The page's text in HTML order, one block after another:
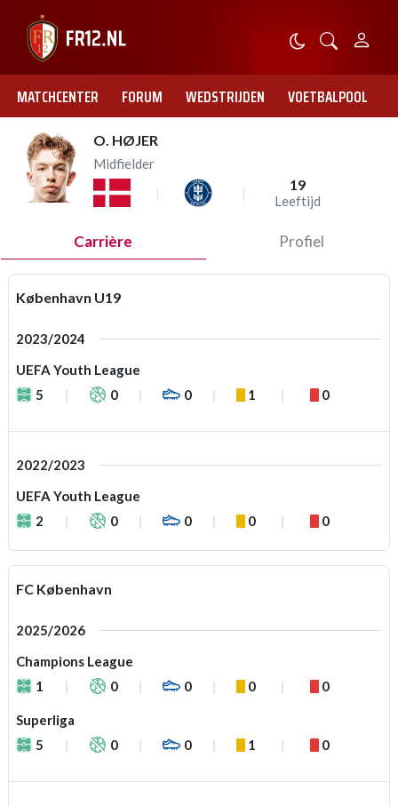
MATCHCENTER FORUM WEDSTRIJDEN VOETBALPOOL
O. HØJER
Midfielder
19
Leeftijd
Carrière Profiel
København U19
2023/2024
UEFA Youth League
5
0 0 1 0
2022/2023
UEFA Youth League
2
0 0 0 0
FC København
2025/2026
Champions League
1
0 0 0 0
Superliga
5
0 0 1 0